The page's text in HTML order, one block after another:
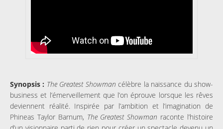
Synopsis : The Greatest Showman célèbre la naissance du show-
business et l’émerveillement que l’on éprouve lorsque les rêves
deviennent réalité. Inspirée par l’ambition et l’imagination de
Phineas Taylor Barnum, The Greatest Showman raconte l’histoire